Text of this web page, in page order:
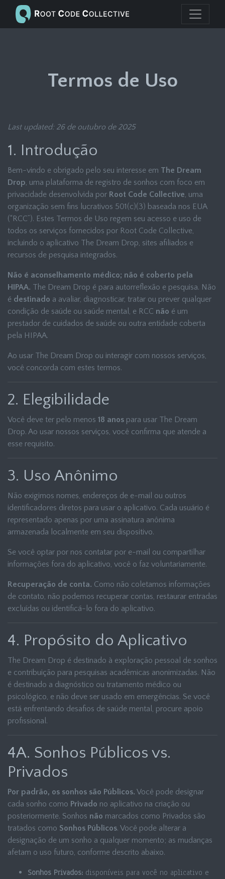
Termos de Uso
Last updated: 26 de outubro de 2025
1. Introdução
Bem-vindo e obrigado pelo seu interesse em The Dream
Drop, uma plataforma de registro de sonhos com foco em
privacidade desenvolvida por Root Code Collective, uma
organização sem fins lucrativos 501(c)(3) baseada nos EUA
(“RCC”). Estes Termos de Uso regem seu acesso e uso de
todos os serviços fornecidos por Root Code Collective,
incluindo o aplicativo The Dream Drop, sites afiliados e
recursos de pesquisa integrados.
Não é aconselhamento médico; não é coberto pela
HIPAA. The Dream Drop é para autorreflexão e pesquisa. Não
é destinado a avaliar, diagnosticar, tratar ou prever qualquer
condição de saúde ou saúde mental, e RCC não é um
prestador de cuidados de saúde ou outra entidade coberta
pela HIPAA.
Ao usar The Dream Drop ou interagir com nossos serviços,
você concorda com estes termos.
2. Elegibilidade
Você deve ter pelo menos 18 anos para usar The Dream
Drop. Ao usar nossos serviços, você confirma que atende a
esse requisito.
3. Uso Anônimo
Não exigimos nomes, endereços de e-mail ou outros
identificadores diretos para usar o aplicativo. Cada usuário é
representado apenas por uma assinatura anônima
armazenada localmente em seu dispositivo.
Se você optar por nos contatar por e-mail ou compartilhar
informações fora do aplicativo, você o faz voluntariamente.
Recuperação de conta. Como não coletamos informações
de contato, não podemos recuperar contas, restaurar entradas
excluídas ou identificá-lo fora do aplicativo.
4. Propósito do Aplicativo
The Dream Drop é destinado à exploração pessoal de sonhos
e contribuição para pesquisas acadêmicas anonimizadas. Não
é destinado a diagnóstico ou tratamento médico ou
psicológico, e não deve ser usado em emergências. Se você
está enfrentando desafios de saúde mental, procure apoio
profissional.
4A. Sonhos Públicos vs.
Privados
Por padrão, os sonhos são Públicos. Você pode designar
cada sonho como Privado no aplicativo na criação ou
posteriormente. Sonhos não marcados como Privados são
tratados como Sonhos Públicos. Você pode alterar a
designação de um sonho a qualquer momento; as mudanças
afetam o uso futuro, conforme descrito abaixo.
Sonhos Privados: disponíveis para você no aplicativo e